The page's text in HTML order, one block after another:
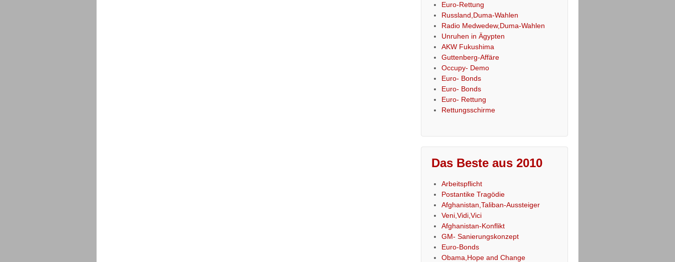
Euro-Rettung
Russland,Duma-Wahlen
Radio Medwedew,Duma-Wahlen
Unruhen in Ägypten
AKW Fukushima
Guttenberg-Affäre
Occupy- Demo
Euro- Bonds
Euro- Bonds
Euro- Rettung
Rettungsschirme
Das Beste aus 2010
Arbeitspflicht
Postantike Tragödie
Afghanistan,Taliban-Aussteiger
Veni,Vidi,Vici
Afghanistan-Konflikt
GM- Sanierungskonzept
Euro-Bonds
Obama,Hope and Change